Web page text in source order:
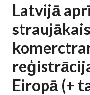
Latvijā
straujākais
Eiropā (+